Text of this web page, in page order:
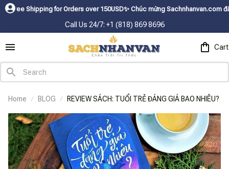
for Orders over 150USDㅤ✨Chúc mừng Sachnhanvan.com đã có mặt
Call Us 24/7: +1 (818) 869 8696
Cart
Home BLOG REVIEW SÁCH: TUỔI TRẺ ĐÁNG GIÁ BAO NHIÊU?